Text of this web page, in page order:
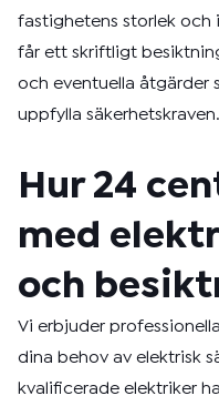
fastighetens storlek och
får ett skriftligt
och eventuella åtgärder
uppfylla säkerhetskraven.
Hur 24
med
och
Vi erbjuder professionella
dina behov av elektrisk
kvalificerade elektriker